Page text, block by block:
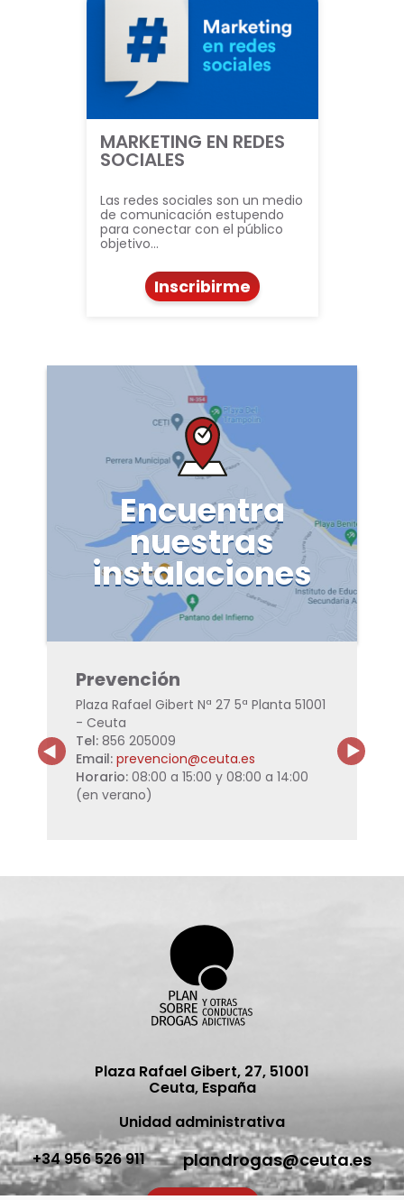
MARKETING EN REDES
SOCIALES
Las redes sociales son un medio
de comunicación estupendo
para conectar con el público
objetivo…
Inscribirme
Encuentra
nuestras
instalaciones
Prevención
Plaza Rafael Gibert Nª 27 5ª Planta 51001
- Ceuta
Tel: 856 205009
Email:prevencion@ceuta.es
Horario: 08:00 a 15:00 y 08:00 a 14:00
(en verano)
Plaza Rafael Gibert, 27, 51001
Ceuta, España
Unidad administrativa
+34 956 526 911
plandrogas@ceuta.es